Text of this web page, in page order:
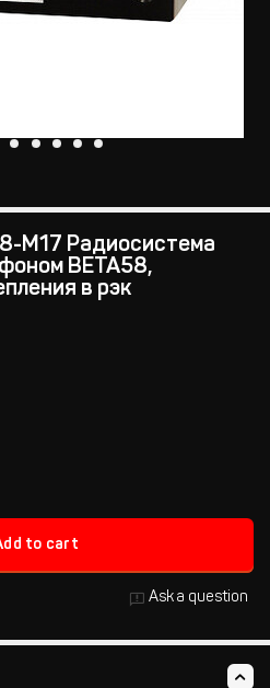
M17 Радиосистема
BETA58,
в рэк
to cart
Ask a question